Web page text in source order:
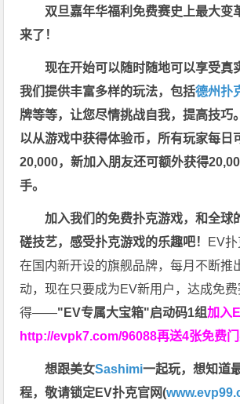
双旦嘉年华福利免费赛史上最大变
来了！
现在开始可以随时随地可以享受真
我们提供丰富多样的玩法，包括德州扑
牌等等，让您尽情挑战自我，提高技巧
以从游戏中获得体验币，所有玩家每日
20,000，新加入朋友还可额外获得
手。
加入我们的免费扑克游戏，和全球
磋技艺，感受扑克游戏的乐趣吧！ EV
在国内新开设的旗舰品牌，每月不断推
动，现在只要成为EV新用户，达成免
得——"EV专属大宝箱"启动码1组加入
http://evpk7.com/96088再送4张免费门
想跟美女Sashimi一起玩，想知道
程，敬请锁定EV扑克官网(